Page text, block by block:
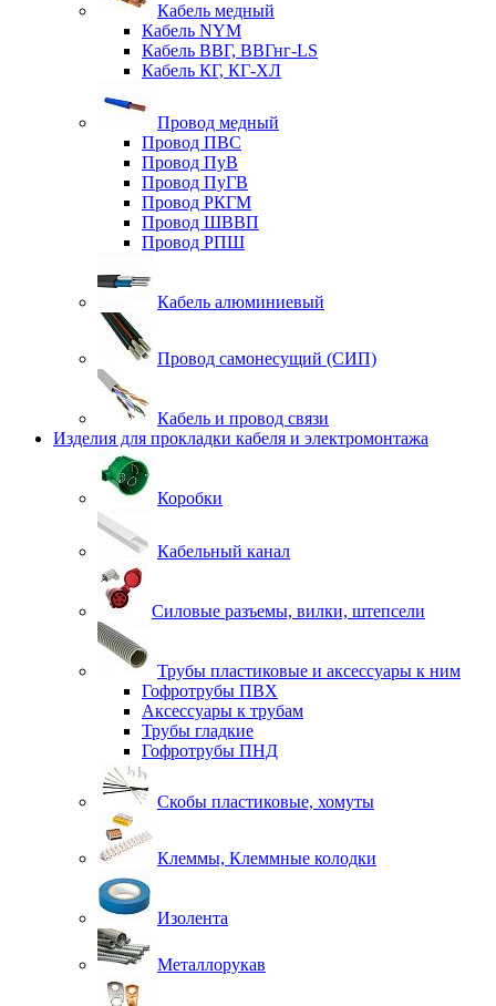
Кабель медный
Кабель NYM
Кабель ВВГ, ВВГнг-LS
Кабель КГ, КГ-ХЛ
Провод медный
Провод ПВС
Провод ПуВ
Провод ПуГВ
Провод РКГМ
Провод ШВВП
Провод РПШ
Кабель алюминиевый
Провод самонесущий (СИП)
Кабель и провод связи
Изделия для прокладки кабеля и электромонтажа
Коробки
Кабельный канал
Силовые разъемы, вилки, штепсели
Трубы пластиковые и аксессуары к ним
Гофротрубы ПВХ
Аксессуары к трубам
Трубы гладкие
Гофротрубы ПНД
Скобы пластиковые, хомуты
Клеммы, Клеммные колодки
Изолента
Металлорукав